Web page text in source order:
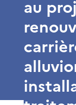
au